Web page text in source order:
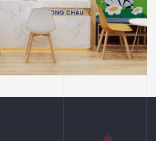
CHÂU THIẾT KẾ
3D Trung Tâm Tiêm